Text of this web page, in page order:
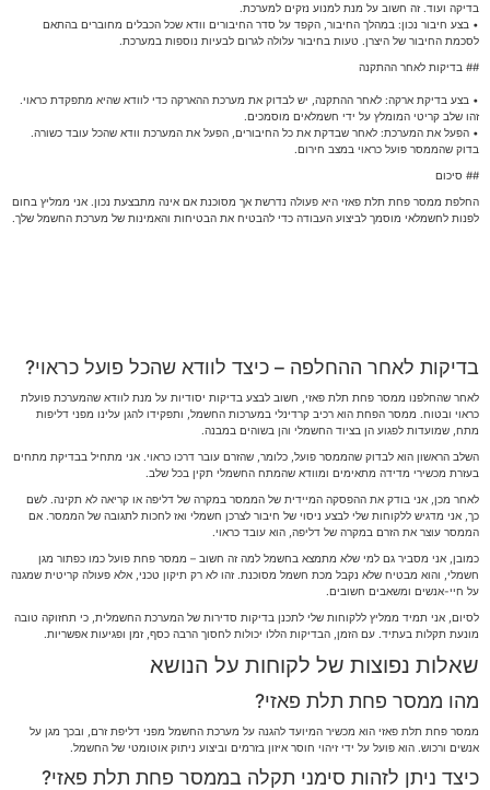
בדיקה ועוד. זה חשוב על מנת למנוע נזקים למערכת.
• בצע חיבור נכון: במהלך החיבור, הקפד על סדר החיבורים וודא שכל הכבלים מחוברים בהתאם
לסכמת החיבור של היצרן. טעות בחיבור עלולה לגרום לבעיות נוספות במערכת.
## בדיקות לאחר ההתקנה
• בצע בדיקת ארקה: לאחר ההתקנה, יש לבדוק את מערכת ההארקה כדי לוודא שהיא מתפקדת כראוי.
זהו שלב קריטי המומלץ על ידי חשמלאים מוסמכים.
• הפעל את המערכת: לאחר שבדקת את כל החיבורים, הפעל את המערכת וודא שהכל עובד כשורה.
בדוק שהממסר פועל כראוי במצב חירום.
## סיכום
החלפת ממסר פחת תלת פאזי היא פעולה נדרשת אך מסוכנת אם אינה מתבצעת נכון. אני ממליץ בחום
לפנות לחשמלאי מוסמך לביצוע העבודה כדי להבטיח את הבטיחות והאמינות של מערכת החשמל שלך.
בדיקות לאחר ההחלפה – כיצד לוודא שהכל פועל כראוי?
לאחר שהחלפנו ממסר פחת תלת פאזי, חשוב לבצע בדיקות יסודיות על מנת לוודא שהמערכת פועלת
כראוי ובטוח. ממסר הפחת הוא רכיב קרדינלי במערכות החשמל, ותפקידו להגן עלינו מפני דליפות
מתח, שמועדות לפגוע הן בציוד החשמלי והן בשוהים במבנה.
השלב הראשון הוא לבדוק שהממסר פועל, כלומר, שהזרם עובר דרכו כראוי. אני מתחיל בבדיקת מתחים
בעזרת מכשירי מדידה מתאימים ומוודא שהמתח החשמלי תקין בכל שלב.
לאחר מכן, אני בודק את ההפסקה המיידית של הממסר במקרה של דליפה או קריאה לא תקינה. לשם
כך, אני מדגיש ללקוחות שלי לבצע ניסוי של חיבור לצרכן חשמלי ואז לחכות לתגובה של הממסר. אם
הממסר עוצר את הזרם במקרה של דליפה, הוא עובד כראוי.
כמובן, אני מסביר גם למי שלא מתמצא בחשמל למה זה חשוב – ממסר פחת פועל כמו כפתור מגן
חשמלי, והוא מבטיח שלא נקבל מכת חשמל מסוכנת. זהו לא רק תיקון טכני, אלא פעולה קריטית שמגנה
על חיי-אנשים ומשאבים חשובים.
לסיום, אני תמיד ממליץ ללקוחות שלי לתכנן בדיקות סדירות של המערכת החשמלית, כי תחזוקה טובה
מונעת תקלות בעתיד. עם הזמן, הבדיקות הללו יכולות לחסוך הרבה כסף, זמן ופגיעות אפשריות.
שאלות נפוצות של לקוחות על הנושא
מהו ממסר פחת תלת פאזי?
ממסר פחת תלת פאזי הוא מכשיר המיועד להגנה על מערכת החשמל מפני דליפת זרם, ובכך מגן על
אנשים ורכוש. הוא פועל על ידי זיהוי חוסר איזון בזרמים וביצוע ניתוק אוטומטי של החשמל.
כיצד ניתן לזהות סימני תקלה בממסר פחת תלת פאזי?